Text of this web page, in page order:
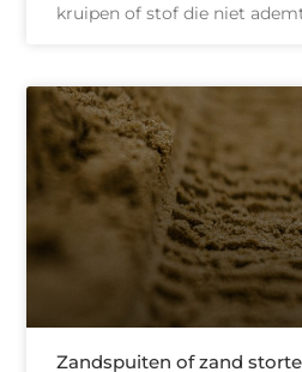
kruipen of stof die niet
Zandspuiten of zand